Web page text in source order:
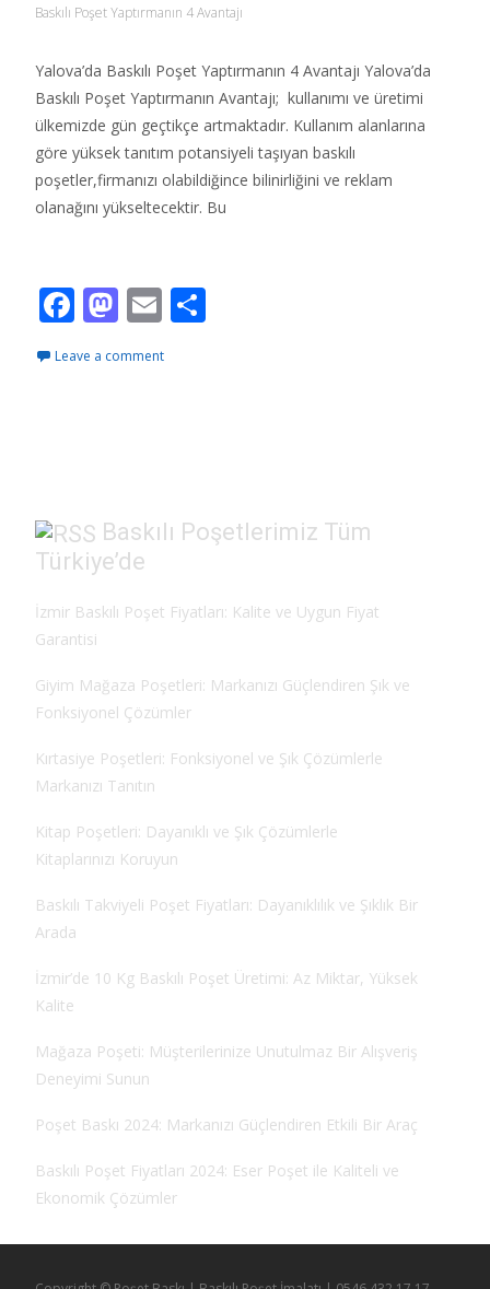
Baskılı Poşet Yaptırmanın 4 Avantajı
Yalova’da Baskılı Poşet Yaptırmanın 4 Avantajı Yalova’da
Baskılı Poşet Yaptırmanın Avantajı; kullanımı ve üretimi
ülkemizde gün geçtikçe artmaktadır. Kullanım alanlarına
göre yüksek tanıtım potansiyeli taşıyan baskılı
poşetler,firmanızı olabildiğince bilinirliğini ve reklam
olanağını yükseltecektir. Bu
F
e
k
M
to
E
ai
Leave a comment
Baskılı Poşetlerimiz Tüm
Türkiye’de
İzmir Baskılı Poşet Fiyatları: Kalite ve Uygun Fiyat
Garantisi
Giyim Mağaza Poşetleri: Markanızı Güçlendiren Şık ve
Fonksiyonel Çözümler
Kırtasiye Poşetleri: Fonksiyonel ve Şık Çözümlerle
Markanızı Tanıtın
Kitap Poşetleri: Dayanıklı ve Şık Çözümlerle
Kitaplarınızı Koruyun
Baskılı Takviyeli Poşet Fiyatları: Dayanıklılık ve Şıklık Bir
Arada
İzmir’de 10 Kg Baskılı Poşet Üretimi: Az Miktar, Yüksek
Kalite
Mağaza Poşeti: Müşterilerinize Unutulmaz Bir Alışveriş
Deneyimi Sunun
Poşet Baskı 2024: Markanızı Güçlendiren Etkili Bir Araç
Baskılı Poşet Fiyatları 2024: Eser Poşet ile Kaliteli ve
Ekonomik Çözümler